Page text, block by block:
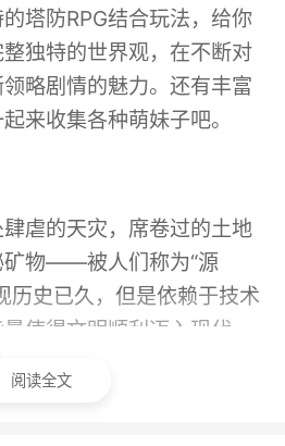
塔防RPG结合玩法，给你
独特的世界观，在不断对
略剧情的魅力。还有丰富
来收集各种萌妹子吧。
虐的天灾，席卷过的土地
矿物——被人们称为“源
历史已久，但是依赖于技术
使得文明顺利迈入现代，
也催生出“感染者”的存
阅读全文